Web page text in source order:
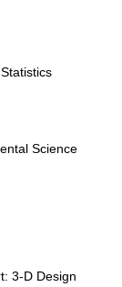
Science
3-D Design